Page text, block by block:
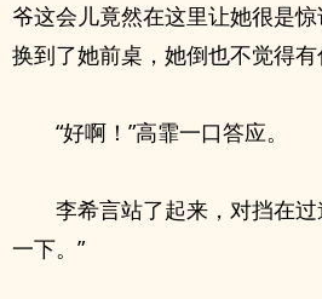
爷这会儿竟然在这里让她很是
换到了她前桌，她倒也不觉得有
“好啊！”高霏一口答应。
李希言站了起来，对挡在
一下。”